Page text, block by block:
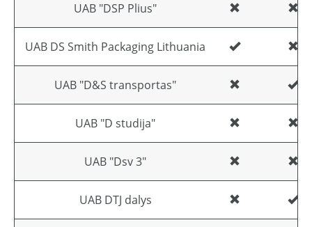
UAB "DSP Plius"
UAB DS Smith Packaging Lithuania
UAB "D&S transportas"
UAB "D studija"
UAB "Dsv 3"
UAB DTJ dalys